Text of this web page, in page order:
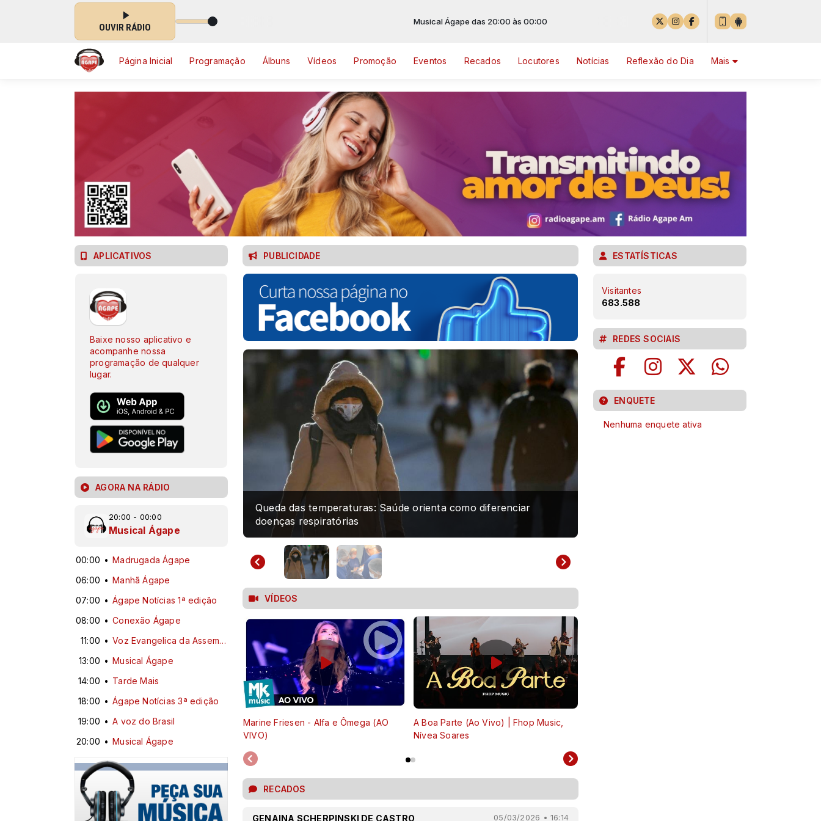
OUVIR RÁDIO
Musical Ágape das 20:00 às 00:00
Página Inicial Programação Álbuns Vídeos Promoção Eventos Recados Locutores Notícias Reflexão do Dia Mais
PUBLICIDADE
Queda das temperaturas: Saúde orienta como diferenciar
doenças respiratórias
VÍDEOS
Marine Friesen - Alfa e Ômega (AO
VIVO)
A Boa Parte (Ao Vivo) | Fhop Music,
Nívea Soares
RECADOS
GENAINA SCHERPINSKI DE CASTRO 05/03/2026 • 16:14
APLICATIVOS
Baixe nosso aplicativo e
acompanhe nossa
programação de qualquer
lugar.
AGORA NA RÁDIO
20:00 - 00:00
Musical Ágape
00:00
Madrugada Ágape
06:00
Manhã Ágape
07:00
Ágape Notícias 1ª edição
08:00
Conexão Ágape
11:00
Voz Evangelica da Assembleia de Deus em Curitiba
13:00
Musical Ágape
14:00
Tarde Mais
18:00
Ágape Notícias 3ª edição
19:00
A voz do Brasil
20:00
Musical Ágape
ESTATÍSTICAS
Visitantes
683.588
REDES SOCIAIS
ENQUETE
Nenhuma enquete ativa